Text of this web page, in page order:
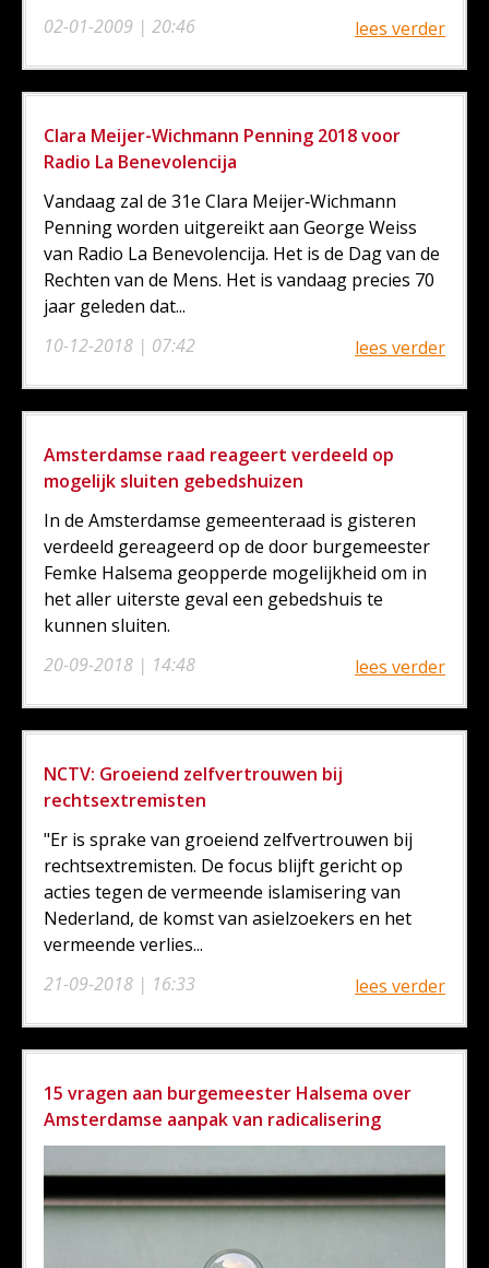
02-01-2009 | 20:46
lees verder
Clara Meijer-Wichmann Penning 2018 voor
Radio La Benevolencija
10-12-2018 | 07:42
Vandaag zal de 31e Clara Meijer‑Wichmann
Penning worden uitgereikt aan George Weiss
van Radio La Benevolencija. Het is de Dag van de
Rechten van de Mens. Het is vandaag precies 70
jaar geleden dat...
lees verder
Amsterdamse raad reageert verdeeld op
mogelijk sluiten gebedshuizen
20-09-2018 | 14:48
In de Amsterdamse gemeenteraad is gisteren
verdeeld gereageerd op de door burgemeester
Femke Halsema geopperde mogelijkheid om in
het aller uiterste geval een gebedshuis te
kunnen sluiten.
lees verder
NCTV: Groeiend zelfvertrouwen bij
rechtsextremisten
21-09-2018 | 16:33
"Er is sprake van groeiend zelfvertrouwen bij
rechtsextremisten. De focus blijft gericht op
acties tegen de vermeende islamisering van
Nederland, de komst van asielzoekers en het
vermeende verlies...
lees verder
15 vragen aan burgemeester Halsema over
Amsterdamse aanpak van radicalisering